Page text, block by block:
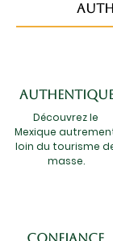
Découvrez le
Mexique
loin du tourisme
masse.